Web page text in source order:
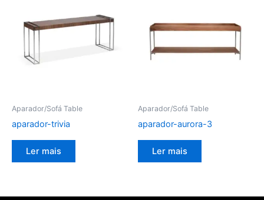
Aparador/Sofá Table
aparador-trivia
Ler mais
Aparador/Sofá Table
aparador-aurora-3
Ler mais